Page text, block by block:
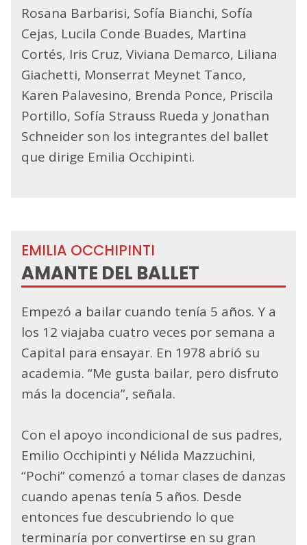
Rosana Barbarisi, Sofía Bianchi, Sofía
Cejas, Lucila Conde Buades, Martina
Cortés, Iris Cruz, Viviana Demarco, Liliana
Giachetti, Monserrat Meynet Tanco,
Karen Palavesino, Brenda Ponce, Priscila
Portillo, Sofía Strauss Rueda y Jonathan
Schneider son los integrantes del ballet
que dirige Emilia Occhipinti.
EMILIA OCCHIPINTI
AMANTE DEL BALLET
Empezó a bailar cuando tenía 5 años. Y a
los 12 viajaba cuatro veces por semana a
Capital para ensayar. En 1978 abrió su
academia. “Me gusta bailar, pero disfruto
más la docencia”, señala.
Con el apoyo incondicional de sus padres,
Emilio Occhipinti y Nélida Mazzuchini,
“Pochi” comenzó a tomar clases de danzas
cuando apenas tenía 5 años. Desde
entonces fue descubriendo lo que
terminaría por convertirse en su gran